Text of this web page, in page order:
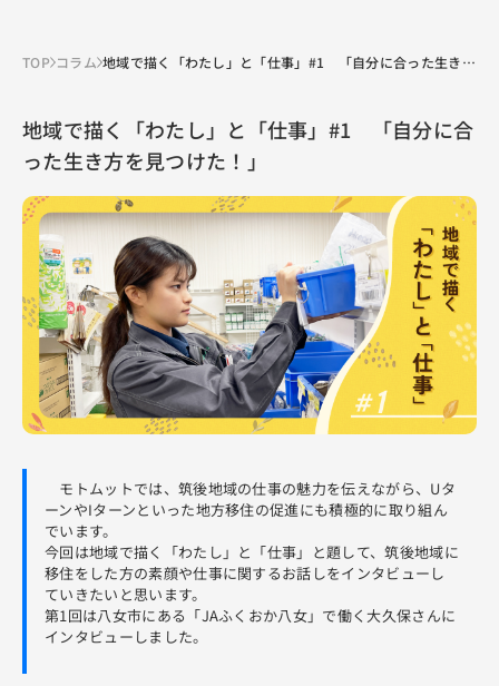
TOP コラム 地域で描く「わたし」と「仕事」#1 「自分に合った生き方
を見つけた！」
地域で描く「わたし」と「仕事」#1 「自分に合
った生き方を見つけた！」
モトムットでは、筑後地域の仕事の魅力を伝えながら、Uタ
ーンやIターンといった地方移住の促進にも積極的に取り組ん
でいます。
今回は地域で描く「わたし」と「仕事」 と題して、筑後地域に
移住をした方の素顔や仕事に関するお話しをインタビューし
ていきたいと思います。
第1回は八女市にある「JAふくおか八女」で働く大久保さんに
インタビューしました。